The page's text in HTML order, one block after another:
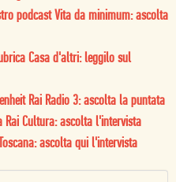
podcast Vita da minimum: ascolta
Casa d'altri: leggilo sul
Rai Radio 3: ascolta la puntata
Rai Cultura: ascolta l'intervista
ascolta qui l'intervista